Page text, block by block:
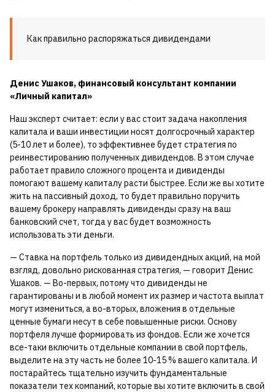
Как правильно распоряжаться дивидендами
Денис Ушаков, финансовый консультант компании
«Личный капитал»
Наш эксперт считает: если у вас стоит задача накопления
капитала и ваши инвестиции носят долгосрочный характер
(5-10 лет и более), то эффективнее будет стратегия по
реинвестированию полученных дивидендов. В этом случае
работает правило сложного процента и дивиденды
помогают вашему капиталу расти быстрее. Если же вы хотите
жить на пассивный доход, то будет правильно поручить
вашему брокеру направлять дивиденды сразу на ваш
банковский счет, тогда у вас будет возможность
использовать эти деньги.
— Ставка на портфель только из дивидендных акций, на мой
взгляд, довольно рискованная стратегия, — говорит Денис
Ушаков. — Во-первых, потому что дивиденды не
гарантированы и в любой момент их размер и частота выплат
могут измениться, а во-вторых, вложения в отдельные
ценные бумаги несут в себе повышенные риски. Основу
портфеля лучше формировать из фондов. Если же хочется
все-таки включить отдельные компании в свой портфель,
выделите на эту часть не более 10-15 % вашего капитала. И
постарайтесь тщательно изучить фундаментальные
показатели тех компаний, которые вы хотите включить в свой